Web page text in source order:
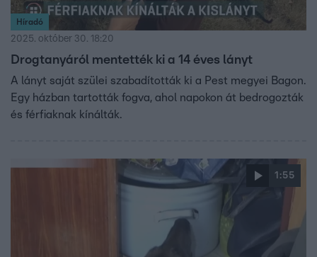
Híradó
2025. október 30. 18:20
Drogtanyáról mentették ki a 14 éves lányt
A lányt saját szülei szabadították ki a Pest megyei Bagon.
Egy házban tartották fogva, ahol napokon át bedrogozták
és férfiaknak kínálták.
1:55